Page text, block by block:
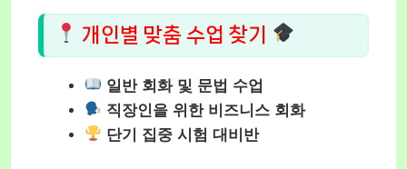
개인별 맞춤 수업 찾기
일반 회화 및 문법 수업
직장인을 위한 비즈니스 회화
단기 집중 시험 대비반